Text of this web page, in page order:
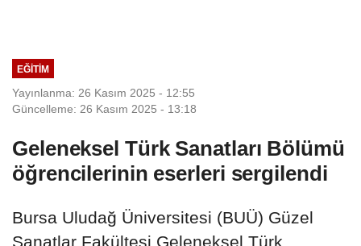
EĞITIM
Yayınlanma: 26 Kasım 2025 - 12:55
Güncelleme: 26 Kasım 2025 - 13:18
Geleneksel Türk Sanatları Bölümü
öğrencilerinin eserleri sergilendi
Bursa Uludağ Üniversitesi (BUÜ) Güzel
Sanatlar Fakültesi Geleneksel Türk